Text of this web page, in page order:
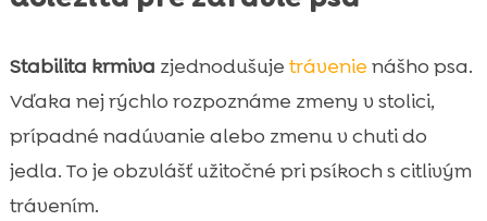
Stabilita krmiva zjednodušuje trávenie nášho psa.
Vďaka nej rýchlo rozpoznáme zmeny v stolici,
prípadné nadúvanie alebo zmenu v chuti do
jedla. To je obzvlášť užitočné pri psíkoch s citlivým
trávením.